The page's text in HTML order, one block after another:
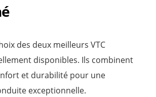
des deux meilleurs VTC
disponibles. Ils combinent
et durabilité pour une
exceptionnelle.